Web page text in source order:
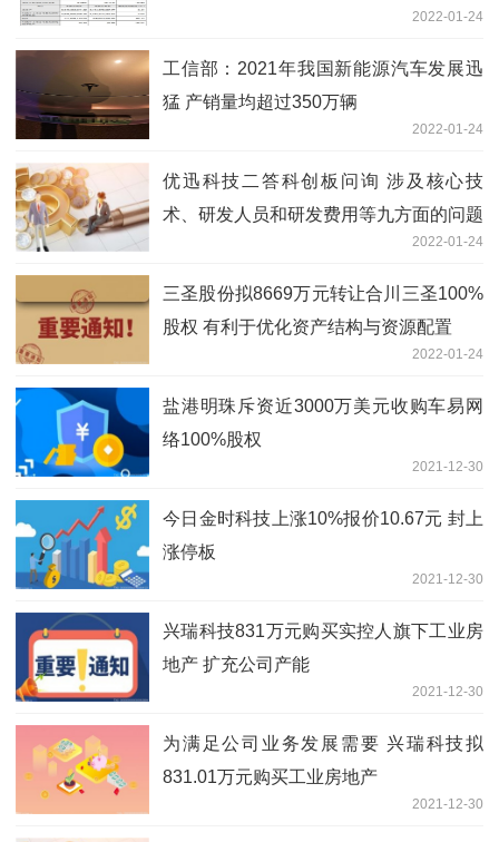
2022-01-24
工信部：2021年我国新能源汽车发展迅
猛 产销量均超过350万辆
2022-01-24
优迅科技二答科创板问询 涉及核心技
术、研发人员和研发费用等九方面的问题
2022-01-24
三圣股份拟8669万元转让合川三圣100%
股权 有利于优化资产结构与资源配置
2022-01-24
盐港明珠斥资近3000万美元收购车易网
络100%股权
2021-12-30
今日金时科技上涨10%报价10.67元 封上
涨停板
2021-12-30
兴瑞科技831万元购买实控人旗下工业房
地产 扩充公司产能
2021-12-30
为满足公司业务发展需要 兴瑞科技拟
831.01万元购买工业房地产
2021-12-30